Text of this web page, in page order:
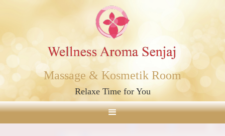
Massage & Kosmetik Room
Relaxe Time for You